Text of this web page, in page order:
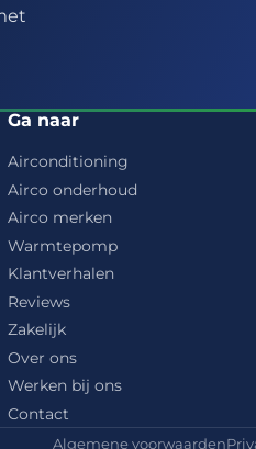
Ga naar
Airconditioning
Airco onderhoud
Airco merken
Warmtepomp
Klantverhalen
Reviews
Zakelijk
Over ons
Werken bij ons
Contact
Algemene voorwaarden